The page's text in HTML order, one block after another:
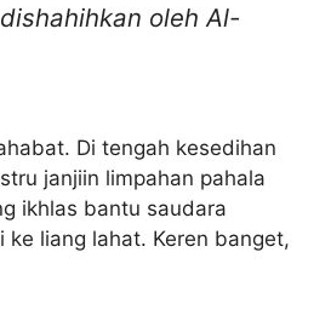
oleh Al-
Di tengah kesedihan
janjiin limpahan pahala
ikhlas bantu saudara
ke liang lahat. Keren banget,